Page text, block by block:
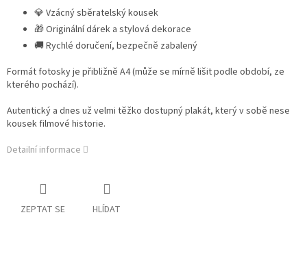
💎 Vzácný sběratelský kousek
🎁 Originální dárek a stylová dekorace
🚚 Rychlé doručení, bezpečně zabalený
Formát fotosky je přibližně A4 (může se mírně lišit podle období, ze
kterého pochází).
Autentický a dnes už velmi těžko dostupný plakát, který v sobě nese
kousek filmové historie.
Detailní informace
ZEPTAT SE HLÍDAT